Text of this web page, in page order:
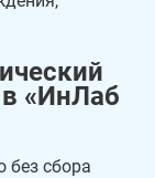
«ИнЛаб
без сбора